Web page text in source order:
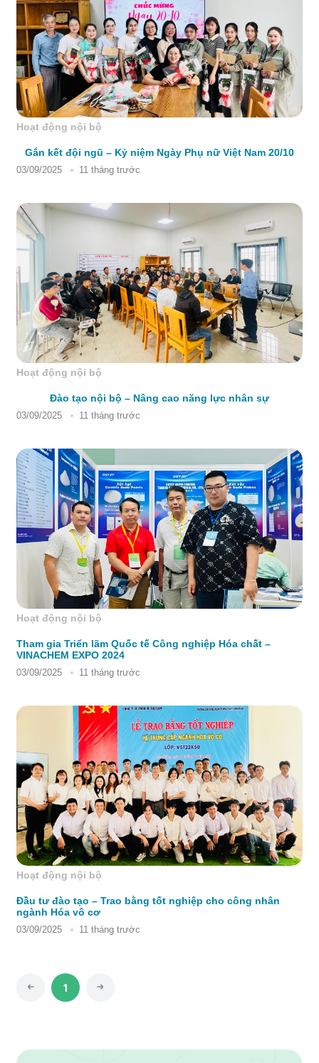
Hoạt động nội bộ
Gắn kết đội ngũ – Kỷ niệm Ngày Phụ nữ Việt Nam 20/10
03/09/2025 11 tháng trước
Hoạt động nội bộ
Đào tạo nội bộ – Nâng cao năng lực nhân sự
03/09/2025 11 tháng trước
Hoạt động nội bộ
Tham gia Triển lãm Quốc tế Công nghiệp Hóa chất –
VINACHEM EXPO 2024
03/09/2025 11 tháng trước
Hoạt động nội bộ
Đầu tư đào tạo – Trao bằng tốt nghiệp cho công nhân
ngành Hóa vô cơ
03/09/2025 11 tháng trước
1